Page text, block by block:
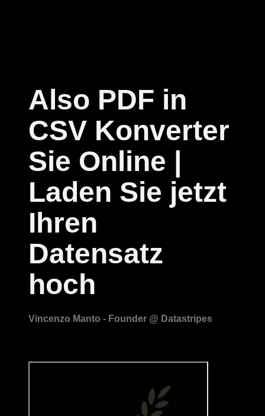
Also PDF in
CSV Konverter
Sie Online |
Laden Sie jetzt
Ihren
Datensatz
hoch